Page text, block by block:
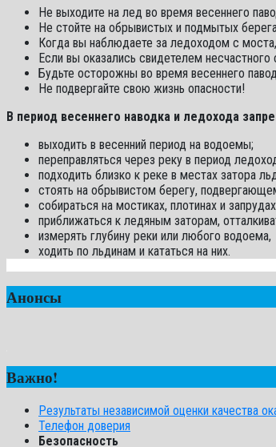
Не выходите на лед во время весеннего
Не стойте на обрывистых и подмытых
Когда вы наблюдаете за ледоходом с
Если вы оказались свидетелем
Будьте осторожны во время весеннего
Не подвергайте свою жизнь опасности!
В период весеннего наводка и ледохода
выходить в весенний период на водоемы;
переправляться через реку в период
подходить близко к реке в местах затора
стоять на обрывистом берегу,
собираться на мостиках, плотинах и
приближаться к ледяным заторам,
измерять глубину реки или любого водоема,
ходить по льдинам и кататься на них.
Анонсы
Важно!
Результаты независимой оценки качества
Телефон доверия
Безопасность